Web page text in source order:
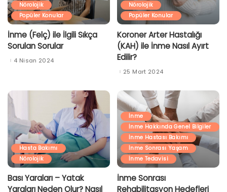
Nörolojik
Popüler Konular
İnme (Felç) ile İlgili Sıkça
Sorulan Sorular
4 Nisan 2024
Nörolojik
Popüler Konular
Koroner Arter Hastalığı
(KAH) ile İnme Nasıl Ayırt
Edilir?
25 Mart 2024
Hasta Bakımı
Nörolojik
Bası Yaraları – Yatak
Yaraları Neden Olur? Nasıl
İnme
İnme Hakkında Genel Bilgiler
İnme Hastası Bakımı
İnme Sonrası Yaşam
İnme Tedavisi
İnme Sonrası
Rehabilitasyon Hedefleri